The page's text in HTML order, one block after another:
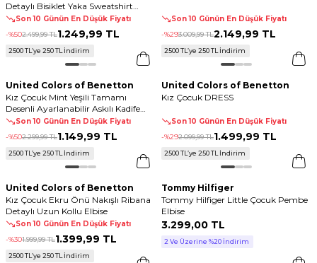
Detaylı Bisiklet Yaka Sweatshirt
ElbiseSon 10 Günün En Düşük Fiyatı
-%502.499,99 TL1.249,99 TL
2500 TL’ye 250 TL İndirim
Son 10 Günün En Düşük Fiyatı
-%293.009,99 TL2.149,99 TL
2500 TL’ye 250 TL İndirim
United Colors of Benetton
Kız Çocuk Mint Yeşili Tamamı
Desenli Ayarlanabilir Askılı Kadife
Tulum Elbise
Son 10 Günün En Düşük Fiyatı
-%502.299,99 TL1.149,99 TL
2500 TL’ye 250 TL İndirim
United Colors of Benetton
Kız Çocuk DRESS
Son 10 Günün En Düşük Fiyatı
-%292.099,99 TL1.499,99 TL
2500 TL’ye 250 TL İndirim
United Colors of Benetton
Kız Çocuk Ekru Önü Nakışlı Ribana
Detaylı Uzun Kollu Elbise
Son 10 Günün En Düşük Fiyatı
-%301.999,99 TL1.399,99 TL
2500 TL’ye 250 TL İndirim
Tommy Hilfiger
Tommy Hilfiger Little Çocuk Pembe
Elbise
3.299,00 TL
2 Ve Üzerine %20 İndirim